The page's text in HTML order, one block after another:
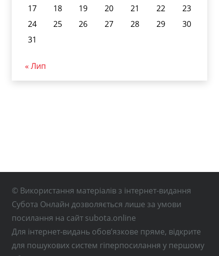
17
18 19 20 21 22
23
24
25 26 27 28 29
30
31
« Лип
© Використання матеріалів з інтернет-видання
Субота Онлайн дозволяється лише за умови
посилання на сайт subota.online
Для інтернет-видань обов’язкове пряме, відкрите
для пошукових систем гіперпосилання у першому